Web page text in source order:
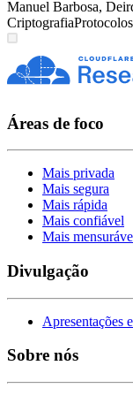
Manuel Barbosa,
CriptografiaProtocolos
Áreas de foco
Mais privada
Mais segura
Mais rápida
Mais confiável
Mais
Divulgação
Apresentações
Sobre nós